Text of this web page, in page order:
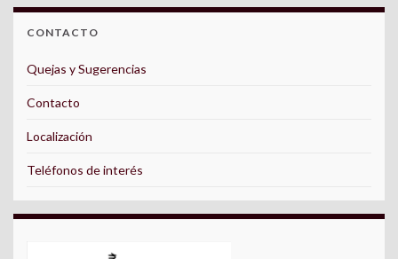
CONTACTO
Quejas y Sugerencias
Contacto
Localización
Teléfonos de interés